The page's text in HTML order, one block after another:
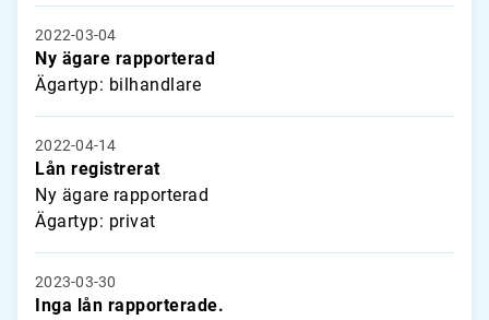
2022-03-04
Ny ägare rapporterad
Ägartyp: bilhandlare
2022-04-14
Lån registrerat
Ny ägare rapporterad
Ägartyp: privat
2023-03-30
Inga lån rapporterade.